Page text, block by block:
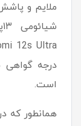
ملایم و
درجه گواهی
است.